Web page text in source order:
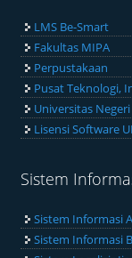
LMS Be-Smart
Fakultas MIPA
Perpustakaan
Pusat Teknologi,
Universitas
Lisensi Software
Sistem
Sistem Informasi
Sistem Informasi